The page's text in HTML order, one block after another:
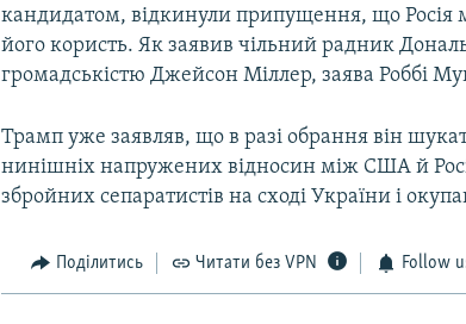
кандидатом, відкинули припущення, що Росія
його користь. Як заявив чільний радник
громадськістю Джейсон Міллер, заява Роббі
Трамп уже заявляв, що в разі обрання він
нинішніх напружених відносин між США й
збройних сепаратистів на сході України і
Поділитись Читати без VPN Follow